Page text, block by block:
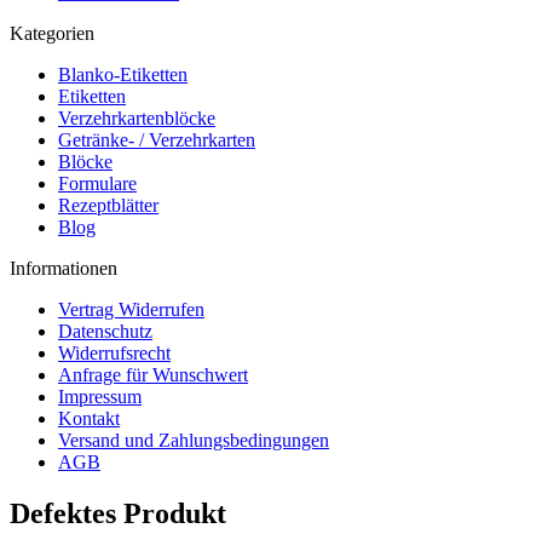
Kategorien
Blanko-Etiketten
Etiketten
Verzehrkartenblöcke
Getränke- / Verzehrkarten
Blöcke
Formulare
Rezeptblätter
Blog
Informationen
Vertrag Widerrufen
Datenschutz
Widerrufsrecht
Anfrage für Wunschwert
Impressum
Kontakt
Versand und Zahlungsbedingungen
AGB
Defektes Produkt